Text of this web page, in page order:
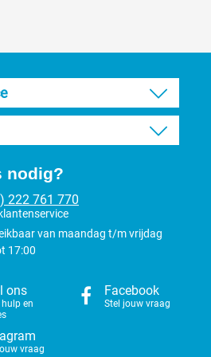
van de scheerkop zelf en de
om na het gebruik van deClipr.
worden schoongemaakt. Het
is gemakkelijk te doen door ze
af te halen en schoon te maken.
je ze droog en vet je ze opnieuw in met
op een droge warme plaats op.
gaat roesten of oxideren.
nodig?
222 761 770
van maandag t/m vrijdag
17:00
ons
en
Facebook
Stel jouw vraag
vraag